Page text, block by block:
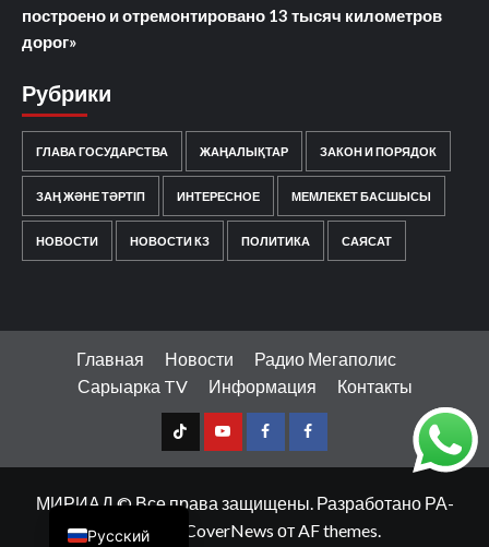
построено и отремонтировано 13 тысяч километров
дорог»
Рубрики
ГЛАВА ГОСУДАРСТВА ЖАҢАЛЫҚТАР ЗАКОН И ПОРЯДОК
ЗАҢ ЖӘНЕ ТӘРТІП ИНТЕРЕСНОЕ МЕМЛЕКЕТ БАСШЫСЫ
НОВОСТИ НОВОСТИ КЗ ПОЛИТИКА САЯСАТ
Главная Новости
Радио Мегаполис
Сарыарка TV
Информация Контакты
TT Youtube
FB1 FB2
МИРИАД © Все права защищены. Разработано РА-
МЕДИА
CoverNews от AF themes.
Русский
Қазақ тілі